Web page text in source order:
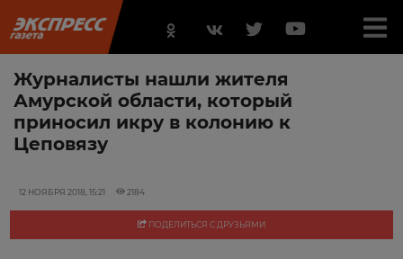
Журналисты нашли жителя
Амурской области, который
приносил икру в колонию к
Цеповязу
12 НОЯБРЯ 2018, 15:21 2184
ПОДЕЛИТЬСЯ С ДРУЗЬЯМИ